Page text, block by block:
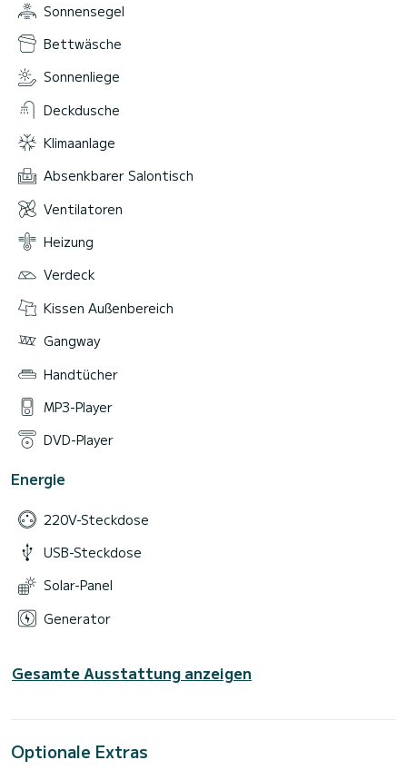
Sonnensegel
Bettwäsche
Sonnenliege
Deckdusche
Klimaanlage
Absenkbarer Salontisch
Ventilatoren
Heizung
Verdeck
Kissen Außenbereich
Gangway
Handtücher
MP3-Player
DVD-Player
Energie
220V-Steckdose
USB-Steckdose
Solar-Panel
Generator
Gesamte Ausstattung anzeigen
Optionale Extras